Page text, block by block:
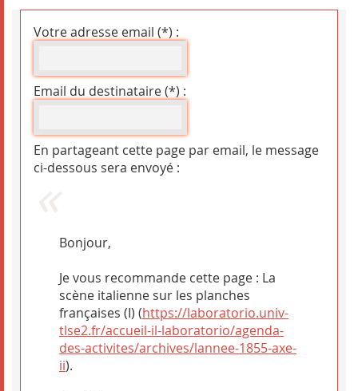
Votre adresse email (*) :
Email du destinataire (*) :
En partageant cette page par email, le message
ci-dessous sera envoyé :
Bonjour,
Je vous recommande cette page : La
scène italienne sur les planches
françaises (I) (https://laboratorio.univ-
tlse2.fr/accueil-il-laboratorio/agenda-
des-activites/archives/lannee-1855-axe-
ii).